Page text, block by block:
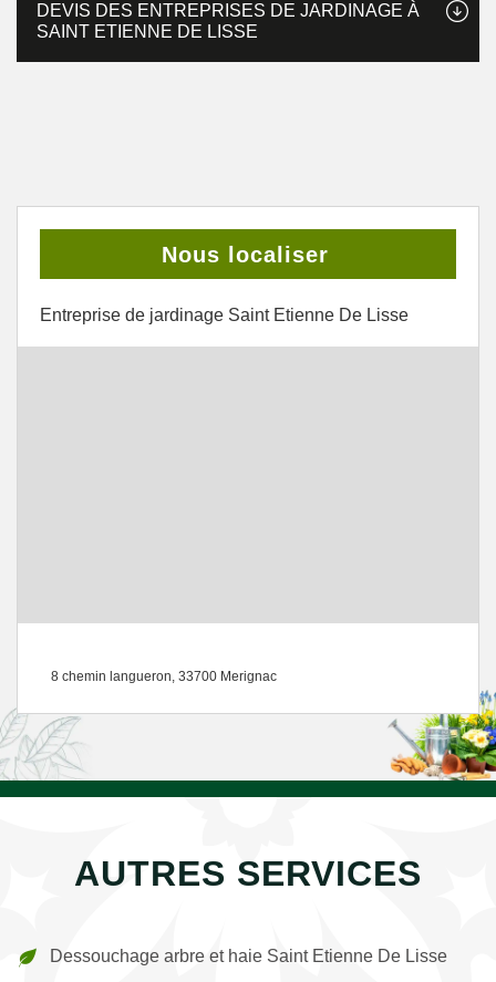
DEVIS DES ENTREPRISES DE JARDINAGE À
SAINT ETIENNE DE LISSE
Nous localiser
Entreprise de jardinage Saint Etienne De Lisse
8 chemin langueron, 33700 Merignac
AUTRES SERVICES
Dessouchage arbre et haie Saint Etienne De Lisse